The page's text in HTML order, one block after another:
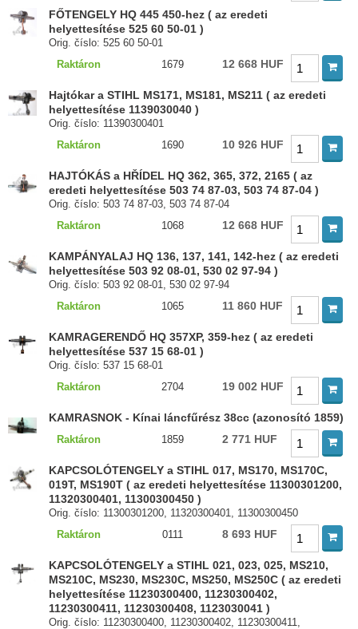
FŐTENGELY HQ 445 450-hez ( az eredeti
helyettesítése 525 60 50-01 )
Orig. číslo: 525 60 50-01
Raktáron
1679 12 668 HUF
Hajtókar a STIHL MS171, MS181, MS211 ( az eredeti
helyettesítése 1139030040 )
Orig. číslo: 11390300401
Raktáron
1690 10 926 HUF
HAJTÓKÁS a HŘÍDEL HQ 362, 365, 372, 2165 ( az
eredeti helyettesítése 503 74 87-03, 503 74 87-04 )
Orig. číslo: 503 74 87-03, 503 74 87-04
Raktáron
1068 12 668 HUF
KAMPÁNYALAJ HQ 136, 137, 141, 142-hez ( az eredeti
helyettesítése 503 92 08-01, 530 02 97-94 )
Orig. číslo: 503 92 08-01, 530 02 97-94
Raktáron
1065 11 860 HUF
KAMRAGERENDŐ HQ 357XP, 359-hez ( az eredeti
helyettesítése 537 15 68-01 )
Orig. číslo: 537 15 68-01
Raktáron
2704 19 002 HUF
KAMRASNOK - Kínai láncfűrész 38cc (azonosító 1859)
Raktáron 1859 2 771 HUF
KAPCSOLÓTENGELY a STIHL 017, MS170, MS170C,
019T, MS190T ( az eredeti helyettesítése 11300301200,
11320300401, 11300300450 )
Orig. číslo: 11300301200, 11320300401, 11300300450
Raktáron
0111 8 693 HUF
KAPCSOLÓTENGELY a STIHL 021, 023, 025, MS210,
MS210C, MS230, MS230C, MS250, MS250C ( az eredeti
helyettesítése 11230300400, 11230300402,
11230300411, 11230300408, 1123030041 )
Orig. číslo: 11230300400, 11230300402, 11230300411,